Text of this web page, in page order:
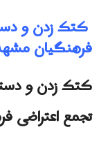
کتک زدن و
فرهنگیان
کتک زدن و
تجمع اعتراضی